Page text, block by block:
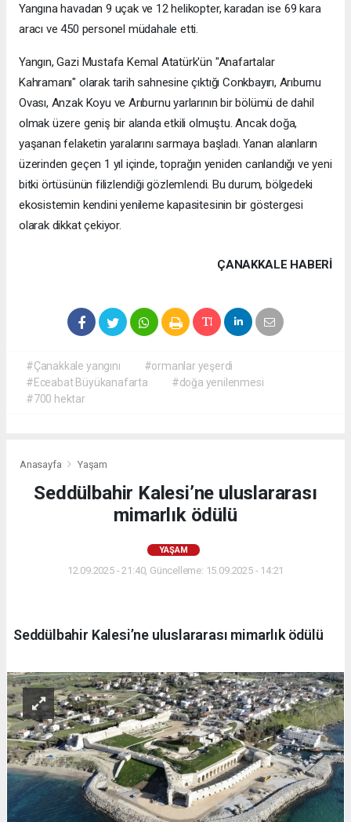
Yangına havadan 9 uçak ve 12 helikopter, karadan ise 69 kara
aracı ve 450 personel müdahale etti.
Yangın, Gazi Mustafa Kemal Atatürk'ün "Anafartalar
Kahramanı" olarak tarih sahnesine çıktığı Conkbayırı, Arıburnu
Ovası, Anzak Koyu ve Arıburnu yarlarının bir bölümü de dahil
olmak üzere geniş bir alanda etkili olmuştu. Ancak doğa,
yaşanan felaketin yaralarını sarmaya başladı. Yanan alanların
üzerinden geçen 1 yıl içinde, toprağın yeniden canlandığı ve yeni
bitki örtüsünün filizlendiği gözlemlendi. Bu durum, bölgedeki
ekosistemin kendini yenileme kapasitesinin bir göstergesi
olarak dikkat çekiyor.
ÇANAKKALE HABERİ
#Çanakkale yangını
#ormanlar yeşerdi
#Eceabat Büyükanafarta
#doğa yenilenmesi
#700 hektar
Anasayfa Yaşam
Seddülbahir Kalesi’ne uluslararası
mimarlık ödülü
YAŞAM
12.09.2025 - 21:40, Güncelleme: 15.09.2025 - 14:21
Seddülbahir Kalesi’ne uluslararası mimarlık ödülü